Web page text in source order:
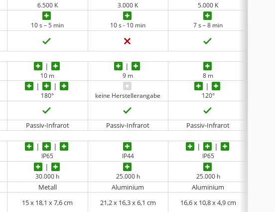
6.500 K 3.000 K 5.000 K
10 s – 5 min 10 s - 10 min 7 s – 8 min
10 m 9 m 8 m
180° keine Herstellerangabe 120°
Passiv-Infrarot Passiv-Infrarot Passiv-Infrarot
IP65 IP44 IP65
30.000 h 25.000 h 25.000 h
Metall Aluminium Aluminium
15 x 18,1 x ‎7,6 cm 21,2 x 16,3 x 6,1 cm 16,6 x 10,8 x 4,9 cm